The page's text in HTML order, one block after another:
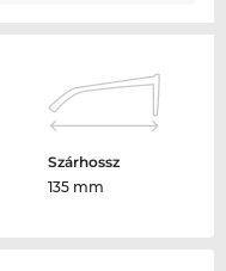
Szárhossz
135 mm